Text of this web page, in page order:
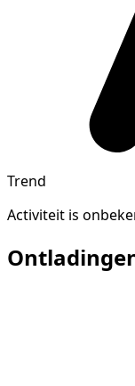
Trend
Activiteit is